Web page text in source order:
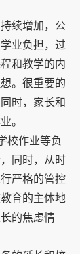
续增加，公
业负担，过
和教学的内
。很重要的
时，家长和
。
校作业等负
同时，从时
严格的管控
育的主体地
的焦虑情